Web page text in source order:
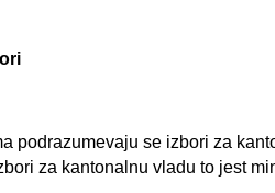
podrazumevaju se izbori za
za kantonalnu vladu to jest